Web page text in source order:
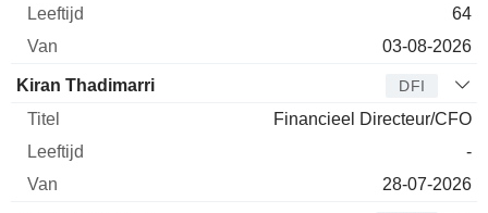
64
03-08-2026
Kiran Thadimarri DFI
Financieel Directeur/CFO
-
28-07-2026